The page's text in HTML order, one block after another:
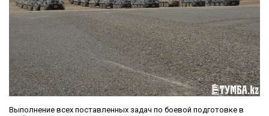
Выполнение всех поставленных задач по боевой подготовке в